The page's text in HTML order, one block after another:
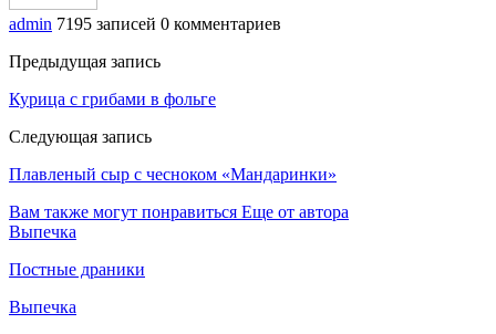
admin 7195 записей 0 комментариев
Предыдущая запись
Курица с грибами в фольге
Следующая запись
Плавленый сыр с чесноком «Мандаринки»
Вам также могут понравиться Еще от автора
Выпечка
Постные драники
Выпечка